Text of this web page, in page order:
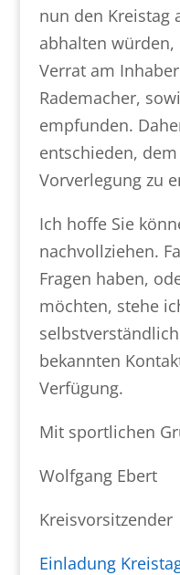
nun den Kreistag
abhalten
Verrat am
Rademacher,
empfunden.
entschieden,
Vorverlegung zu
Ich hoffe Sie
nachvollziehen.
Fragen haben,
möchten, stehe
bekannten
Verfügung.
Mit sportlichen
Wolfgang Ebert
Kreisvorsitzender
Einladung